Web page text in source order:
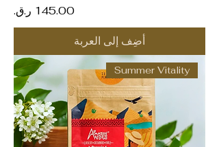
السعر
أضِف إلى العربة
Summer Vitality